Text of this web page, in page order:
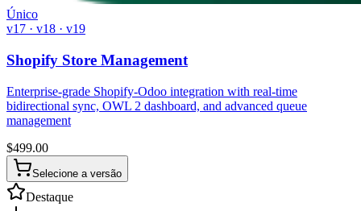
Único
v17 · v18 · v19
Shopify Store Management
Enterprise-grade Shopify-Odoo integration with real-time
bidirectional sync, OWL 2 dashboard, and advanced queue
management
$499.00
Selecione a versão
Destaque